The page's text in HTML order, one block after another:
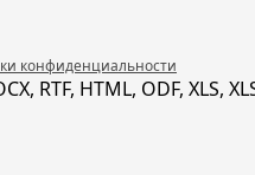
конфиденциальности
RTF, HTML, ODF, XLS,